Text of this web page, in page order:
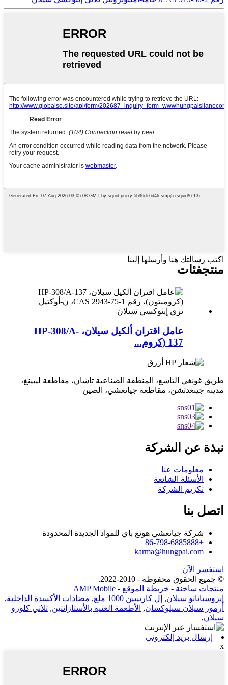
اكتب رسالتك هنا وأرسلها إلينا
منتجفئات
عامل اقتران ألكيل سيلان، HP-308/A-
137 (كروم...
طريق غونغي التاسع، المنطقة الصناعية تاشان، مقاطعة ليبينغ،
مدينة جينغدتشن، مقاطعة جيانغشي، الصين
نبذة عن الشركة
معلومات عنا
الأسئلة الشائعة
تكريم الشركة
اتصل بنا
شركة جيانغشي هونغ باي للمواد الجديدة المحدودة
+86-798-6885888
karma@hungpai.com
استفسر الآن
© جميع الحقوق محفوظة - 2010-2022.
منتجات ساخنة - خريطة الموقع -
AMP Mobile
إيزوسياناتو سيلان, إل كارنيتين 1000 ملغ , مضادات الأكسدة الداخلية,
أرمور سيلان سيلوكسان, الأطعمة الغنية بالأستازانتين, ثلاثي كلورو
سيلان,
إرسال بريد إلكتروني
x